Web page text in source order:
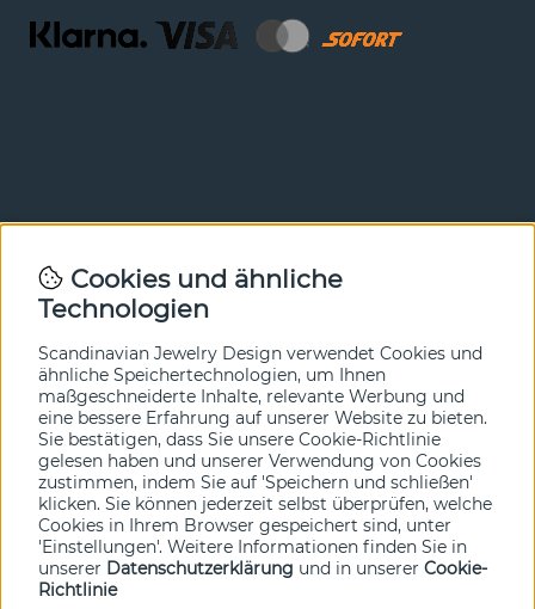
Newsletter
In unserem Newsletter erfahren Sie vor allen anderen
hier an.
Ja bitte!
Cookies und ähnliche
Technologien
Scandinavian Jewelry Design verwendet Cookies und
ähnliche Speichertechnologien, um Ihnen
maßgeschneiderte Inhalte, relevante Werbung und
eine bessere Erfahrung auf unserer Website zu bieten.
Sie bestätigen, dass Sie unsere Cookie-Richtlinie
gelesen haben und unserer Verwendung von Cookies
zustimmen, indem Sie auf 'Speichern und schließen'
klicken. Sie können jederzeit selbst überprüfen, welche
Cookies in Ihrem Browser gespeichert sind, unter
'Einstellungen'. Weitere Informationen finden Sie in
unserer Datenschutzerklärung und in unserer Cookie-
Richtlinie